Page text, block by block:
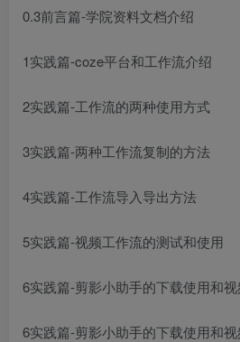
0.3前言篇-学院资料文档介绍
1实践篇-coze平台和工作流介绍
2实践篇-工作流的两种使用方式
3实践篇-两种工作流复制的方法
4实践篇-工作流导入导出方法
5实践篇-视频工作流的测试和使用
6实践篇-剪影小助手的下载使用和
6实践篇-剪影小助手的下载使用和